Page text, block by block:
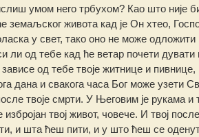
умом него трбухом? Као што није
земаљског живота кад је Он хтео,
у свет, тако оно не може
ли од тебе кад ће ветар почети
од тебе твоје житнице и пивнице,
дана и свакога часа Бог може узети
твоје смрти. У Његовим је рукама
избројан твој живот, човече. И твој
и шта ћеш пити, и у што ћеш се